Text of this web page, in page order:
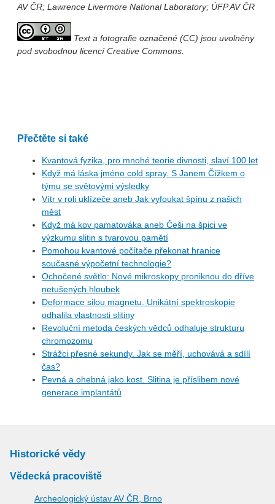
AV ČR; Lawrence Livermore National Laboratory; ÚFP AV ČR
Text a fotografie označené (CC) jsou uvolněny
pod svobodnou licencí Creative Commons.
Přečtěte si také
Kvantová fyzika, pro mnohé teorie divnosti, slaví 100 let
Když má láska jméno cold spray. S Janem Čížkem o
týmu se světovými výsledky
Vítr v roli uklízeče aneb Jak vyfoukat špínu z našich
měst
Když má kov pamatováka aneb Češi na špici ve
výzkumu slitin s tvarovou pamětí
Pomohou kvantové počítače překonat hranice
současné výpočetní technologie?
Ochočené světlo: Nové mikroskopy proniknou do dříve
netušených hloubek
Deformace silou magnetu. Unikátní spektroskopie
odhalila vlastnosti slitiny
Revoluční metoda českých vědců odhaluje strukturu
chromozomu
Strážci přesné sekundy. Jak se měří, uchovává a sdílí
čas?
Pevná a ohebná jako kost. Slitina je příslibem nové
generace implantátů
Historické vědy
Vědecká pracoviště
Archeologický ústav AV ČR, Brno